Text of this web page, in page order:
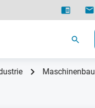
Maschinenbau